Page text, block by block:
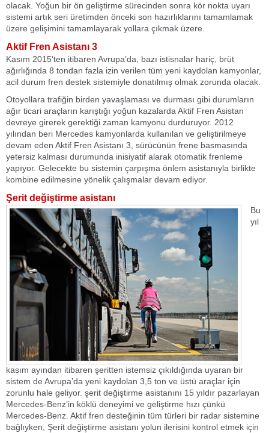
olacak. Yoğun bir ön geliştirme sürecinden sonra kör nokta uyarı
sistemi artık seri üretimden önceki son hazırlıklarını tamamlamak
üzere gelişimini tamamlayarak yollara çıkmak üzere.
Aktif Fren Asistanı 3
Kasım 2015’ten itibaren Avrupa’da, bazı istisnalar hariç, brüt
ağırlığında 8 tondan fazla izin verilen tüm yeni kaydolan kamyonlar,
acil durum fren destek sistemiyle donatılmış olmak zorunda olacak.
Otoyollara trafiğin birden yavaşlaması ve durması gibi durumların
ağır ticari araçların karıştığı yoğun kazalarda Aktif Fren Asistan
devreye girerek gerektiği zaman kamyonu durduruyor. 2012
yılından beri Mercedes kamyonlarda kullanılan ve geliştirilmeye
devam eden Aktif Fren Asistanı 3, sürücünün frene basmasında
yetersiz kalması durumunda inisiyatif alarak otomatik frenleme
yapıyor. Gelecekte bu sistemin çarpışma önlem asistanıyla birlikte
kombine edilmesine yönelik çalışmalar devam ediyor.
Şerit değiştirme asistanı
Bu
yıl
kasım ayından itibaren şeritten istemsiz çıkıldığında uyaran bir
sistem de Avrupa’da yeni kaydolan 3,5 ton ve üstü araçlar için
zorunlu hale geliyor. şerit değiştirme asistanını 15 yıldır pazarlayan
Mercedes-Benz’in köklü deneyimi ve geliştirme hızı çünkü
Mercedes-Benz. Aktif fren desteğinin tüm türleri bir radar sistemine
bağlıyken, Şerit değiştirme asistanı yolun ilerisini kontrol etmek için